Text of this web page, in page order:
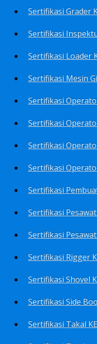
Sertifikasi Grader
Sertifikasi
Sertifikasi Loader
Sertifikasi Mesin
Sertifikasi
Sertifikasi
Sertifikasi Rigger
Sertifikasi Shovel
Sertifikasi Takal